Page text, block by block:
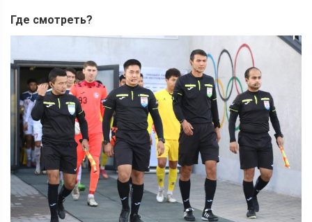
Где смотреть?